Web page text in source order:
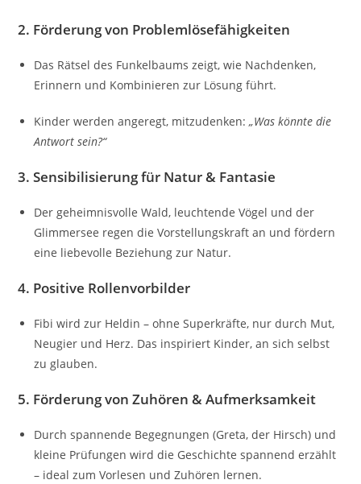
2. Förderung von Problemlösefähigkeiten
Das Rätsel des Funkelbaums zeigt, wie Nachdenken,
Erinnern und Kombinieren zur Lösung führt.
Kinder werden angeregt, mitzudenken:„Was könnte die
Antwort sein?“
3.Sensibilisierung für Natur & Fantasie
Der geheimnisvolle Wald, leuchtende Vögel und der
Glimmersee regen die Vorstellungskraft an und fördern
eine liebevolle Beziehung zur Natur.
4. Positive Rollenvorbilder
Fibi wird zur Heldin – ohne Superkräfte, nur durch Mut,
Neugier und Herz. Das inspiriert Kinder, an sich selbst
zu glauben.
5. Förderung von Zuhören & Aufmerksamkeit
Durch spannende Begegnungen (Greta, der Hirsch) und
kleine Prüfungen wird die Geschichte spannend erzählt
– ideal zum Vorlesen und Zuhören lernen.